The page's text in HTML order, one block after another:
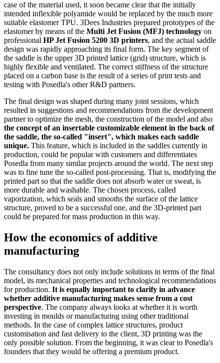
case of the material used, it soon became clear that the initially
intended inflexible polyamide would be replaced by the much more
suitable elastomer TPU. 3Dees Industries prepared prototypes of the
elastomer by means of the Multi Jet Fusion (MFJ) technology on
professional HP Jet Fusion 5200 3D printers, and the actual saddle
design was rapidly approaching its final form. The key segment of
the saddle is the upper 3D printed lattice (grid) structure, which is
highly flexible and ventilated. The correct stiffness of the structure
placed on a carbon base is the result of a series of print tests and
testing with Posedla's other R&D partners.
The final design was shaped during many joint sessions, which
resulted in suggestions and recommendations from the development
partner to optimize the mesh, the construction of the model and also
the concept of an insertable customizable element in the back of
the saddle, the so-called "insert", which makes each saddle
unique. This feature, which is included in the saddles currently in
production, could be popular with customers and differentiates
Posedla from many similar projects around the world. The next step
was to fine tune the so-called post-processing. That is, modifying the
printed part so that the saddle does not absorb water or sweat, is
more durable and washable. The chosen process, called
vaporization, which seals and smooths the surface of the lattice
structure, proved to be a successful one, and the 3D-printed part
could be prepared for mass production in this way.
How the economics of additive
manufacturing
The consultancy does not only include solutions in terms of the final
model, its mechanical properties and technological recommendations
for production. It is equally important to clarify in advance
whether additive manufacturing makes sense from a cost
perspective. The company always looks at whether it is worth
investing in moulds or manufacturing using other traditional
methods. In the case of complex lattice structures, product
customisation and fast delivery to the client, 3D printing was the
only possible solution. From the beginning, it was clear to Posedla's
founders that they would be offering a premium product.